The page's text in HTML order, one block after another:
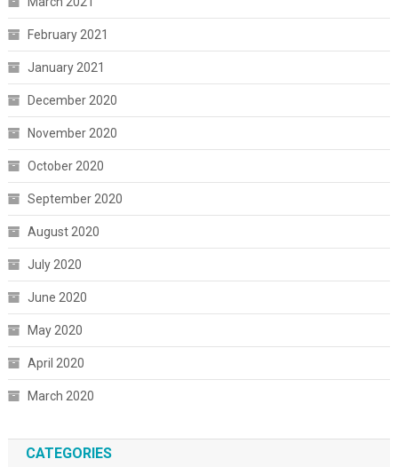
February 2021
January 2021
December 2020
November 2020
October 2020
September 2020
August 2020
July 2020
June 2020
May 2020
April 2020
March 2020
CATEGORIES